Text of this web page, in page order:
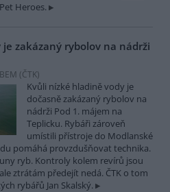
Heroes.
zakázaný rybolov na nádrži
(ČTK)
Kvůli nízké hladině vody je
dočasně zakázaný rybolov na
nádrži Pod 1. májem na
Teplicku. Rybáři zároveň
umístili přístroje do Modlanské
pomáhá provzdušňovat technika.
ryb. Kontroly kolem revírů jsou
ztrátám předejít nedá. ČTK o tom
rybářů Jan Skalský.